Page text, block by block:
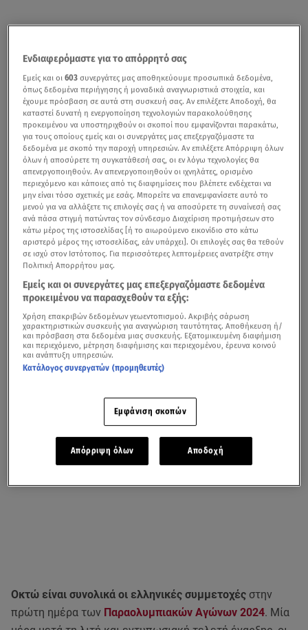
Οκτώ είναι συνολικά οι ελληνικές συμμετοχές στην
πρώτη ημέρα των Παραολυμπιακών Αγώνων 2024. Μία
Ενδιαφερόμαστε για το απόρρητό σας
Εμείς και οι603 συνεργάτες μας αποθηκεύουμε προσωπικά δεδομένα,
όπως δεδομένα περιήγησης ή μοναδικά αναγνωριστικά στοιχεία, και
έχουμε πρόσβαση σε αυτά στη συσκευή σας. Αν επιλέξετε Αποδοχή, θα
καταστεί δυνατή η ενεργοποίηση τεχνολογιών παρακολούθησης
προκειμένου να υποστηριχθούν οι σκοποί που εμφανίζονται παρακάτω,
για τους οποίους εμείς και οι συνεργάτες μας επεξεργαζόμαστε τα
δεδομένα με σκοπό την παροχή υπηρεσιών. Αν επιλέξετε Απόρριψη όλων
όλων ή αποσύρετε τη συγκατάθεσή σας, οι εν λόγω τεχνολογίες θα
απενεργοποιηθούν. Αν απενεργοποιηθούν οι ιχνηλάτες, ορισμένο
περιεχόμενο και κάποιες από τις διαφημίσεις που βλέπετε ενδέχεται να
μην είναι τόσο σχετικές με εσάς. Μπορείτε να επανεμφανίσετε αυτό το
μενού για να αλλάξετε τις επιλογές σας ή να αποσύρετε τη συναίνεσή σας
ανά πάσα στιγμή πατώντας τον σύνδεσμο Διαχείριση προτιμήσεων στο
κάτω μέρος της ιστοσελίδας [ή το αιωρούμενο εικονίδιο στο κάτω
αριστερό μέρος της ιστοσελίδας, εάν υπάρχει]. Οι επιλογές σας θα τεθούν
σε ισχύ στον Ιστότοπος. Για περισσότερες λεπτομέρειες ανατρέξτε στην
Πολιτική Απορρήτου μας.
Εμείς και οι συνεργάτες μας επεξεργαζόμαστε δεδομένα
προκειμένου να παρασχεθούν τα εξής:
Χρήση επακριβών δεδομένων γεωεντοπισμού. Ακριβής σάρωση
χαρακτηριστικών συσκευής για αναγνώριση ταυτότητας. Αποθήκευση ή/
και πρόσβαση στα δεδομένα μιας συσκευής. Εξατομικευμένη διαφήμιση
και περιεχόμενο, μέτρηση διαφήμισης και περιεχομένου, έρευνα κοινού
και ανάπτυξη υπηρεσιών.
Κατάλογος συνεργατών (προμηθευτές)
Εμφάνιση σκοπών
Απόρριψη όλων Αποδοχή